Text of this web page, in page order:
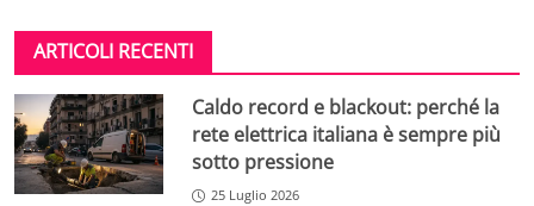
ARTICOLI RECENTI
Caldo record e blackout: perché la
rete elettrica italiana è sempre più
sotto pressione
25 Luglio 2026